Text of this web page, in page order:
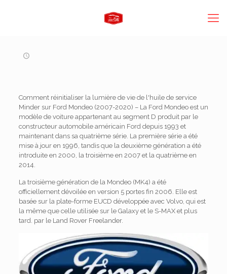
Comment réinitialiser la lumière de vie de l'huile de service
Minder sur Ford Mondeo (2007-2020) – La Ford Mondeo est un
modèle de voiture appartenant au segment D produit par le
constructeur automobile américain Ford depuis 1993 et ​​
maintenant dans sa quatrième série. La première série a été
mise à jour en 1996, tandis que la deuxième génération a été
introduite en 2000, la troisième en 2007 et la quatrième en
2014.
La troisième génération de la Mondeo (MK4) a été
officiellement dévoilée en version 5 portes fin 2006. Elle est
basée sur la plate-forme EUCD développée avec Volvo, qui est
la même que celle utilisée sur le Galaxy et le S-MAX et plus
tard. par le Land Rover Freelander.